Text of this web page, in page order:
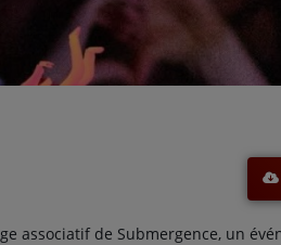
associatif de Submergence, un